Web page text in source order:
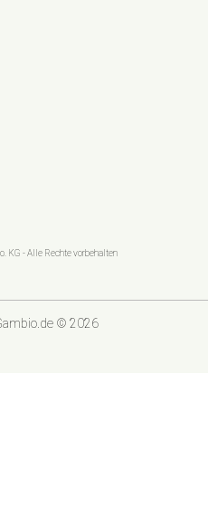
KG - Alle Rechte vorbehalten
© 2026